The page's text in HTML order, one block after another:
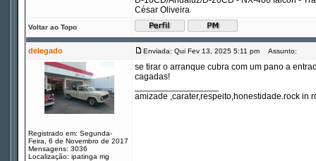
César Oliveira
Voltar ao Topo
delegado Enviada: Qui Fev 13, 2025 5:11 pm Assunto:
Registrado em: Segunda-
Feira, 6 de Novembro de 2017
Mensagens: 3036
Localização: ipatinga mg
se tirar o arranque cubra com um pano a
cagadas!
amizade ,carater,respeito,honestidade.rock in